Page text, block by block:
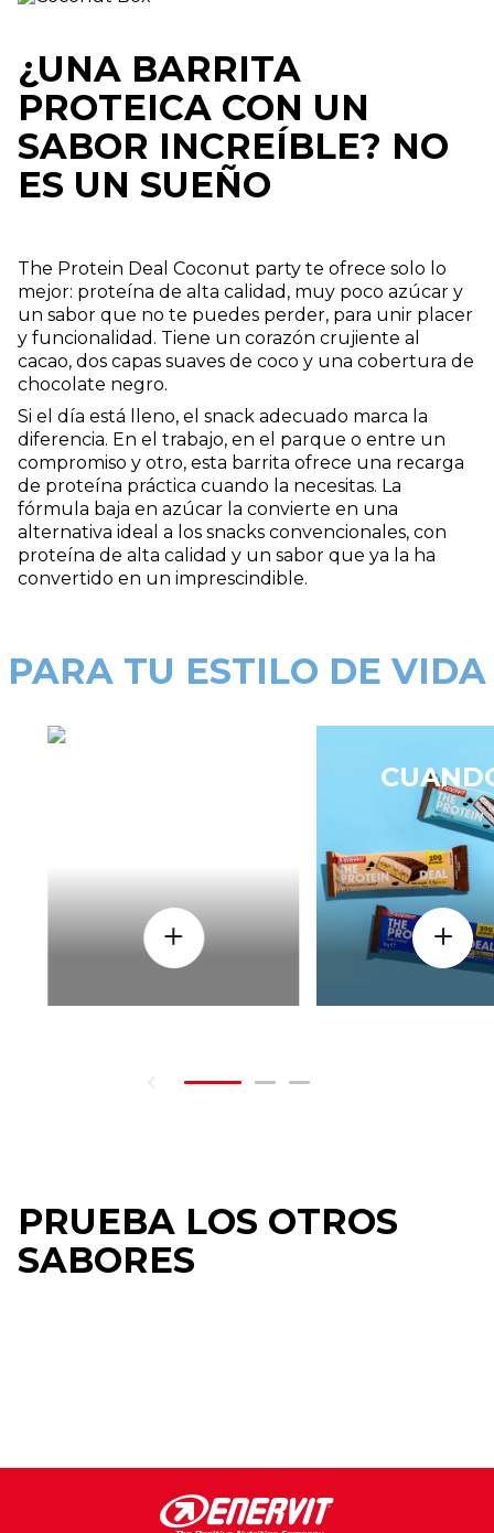
¿UNA BARRITA
PROTEICA CON UN
SABOR INCREÍBLE? NO
ES UN SUEÑO
The Protein Deal Coconut party te ofrece solo lo
mejor: proteína de alta calidad, muy poco azúcar y
un sabor que no te puedes perder, para unir placer
y funcionalidad. Tiene un corazón crujiente al
cacao, dos capas suaves de coco y una cobertura de
chocolate negro.
Si el día está lleno, el snack adecuado marca la
diferencia. En el trabajo, en el parque o entre un
compromiso y otro, esta barrita ofrece una recarga
de proteína práctica cuando la necesitas. La
fórmula baja en azúcar la convierte en una
alternativa ideal a los snacks convencionales, con
proteína de alta calidad y un sabor que ya la ha
convertido en un imprescindible.
PARA TU ESTILO DE VIDA
PRUEBA LOS OTROS
SABORES